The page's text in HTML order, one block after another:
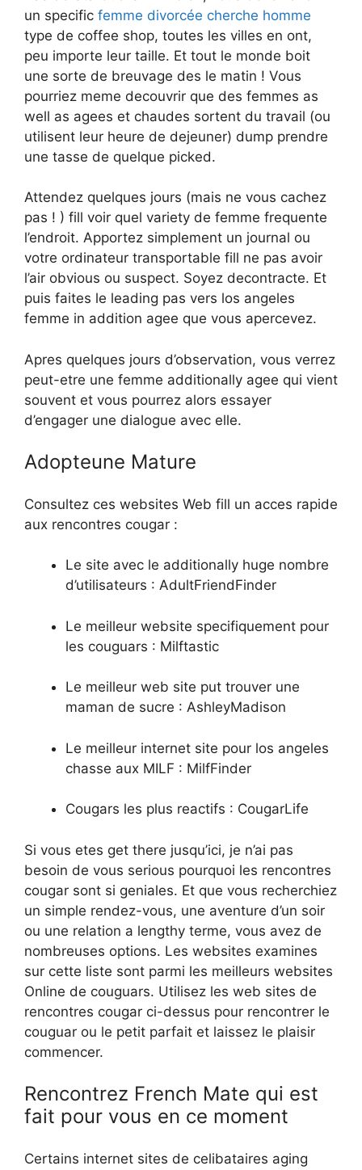
un specific femme divorcée cherche homme
type de coffee shop, toutes les villes en ont,
peu importe leur taille. Et tout le monde boit
une sorte de breuvage des le matin ! Vous
pourriez meme decouvrir que des femmes as
well as agees et chaudes sortent du travail (ou
utilisent leur heure de dejeuner) dump prendre
une tasse de quelque picked.
Attendez quelques jours (mais ne vous cachez
pas ! ) fill voir quel variety de femme frequente
l’endroit. Apportez simplement un journal ou
votre ordinateur transportable fill ne pas avoir
l’air obvious ou suspect. Soyez decontracte. Et
puis faites le leading pas vers los angeles
femme in addition agee que vous apercevez.
Apres quelques jours d’observation, vous verrez
peut-etre une femme additionally agee qui vient
souvent et vous pourrez alors essayer
d’engager une dialogue avec elle.
Adopteune Mature
Consultez ces websites Web fill un acces rapide
aux rencontres cougar :
Le site avec le additionally huge nombre
d’utilisateurs : AdultFriendFinder
Le meilleur website specifiquement pour
les couguars : Milftastic
Le meilleur web site put trouver une
maman de sucre : AshleyMadison
Le meilleur internet site pour los angeles
chasse aux MILF : MilfFinder
Cougars les plus reactifs : CougarLife
Si vous etes get there jusqu’ici, je n’ai pas
besoin de vous serious pourquoi les rencontres
cougar sont si geniales. Et que vous recherchiez
un simple rendez-vous, une aventure d’un soir
ou une relation a lengthy terme, vous avez de
nombreuses options. Les websites examines
sur cette liste sont parmi les meilleurs websites
Online de couguars. Utilisez les web sites de
rencontres cougar ci-dessus pour rencontrer le
couguar ou le petit parfait et laissez le plaisir
commencer.
Rencontrez French Mate qui est
fait pour vous en ce moment
Certains internet sites de celibataires aging